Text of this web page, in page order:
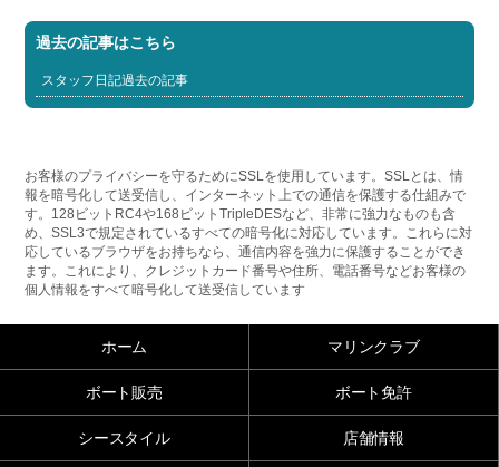
過去の記事はこちら
スタッフ日記過去の記事
お客様のプライバシーを守るためにSSLを使用しています。SSLとは、情
報を暗号化して送受信し、インターネット上での通信を保護する仕組みで
す。128ビットRC4や168ビットTripleDESなど、非常に強力なものも含
め、SSL3で規定されているすべての暗号化に対応しています。これらに対
応しているブラウザをお持ちなら、通信内容を強力に保護することができ
ます。これにより、クレジットカード番号や住所、電話番号などお客様の
個人情報をすべて暗号化して送受信しています
ホーム マリンクラブ
ボート販売 ボート免許
シースタイル 店舗情報